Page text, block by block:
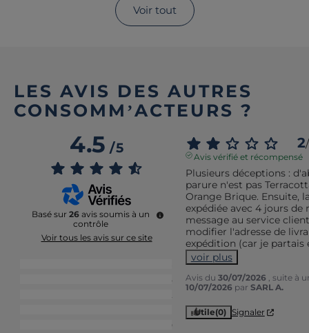
Voir tout
LES AVIS DES AUTRES
CONSOMM’ACTEURS ?
4.5/5
Basé sur 26 avis soumis à un
contrôle
Voir tous les avis sur ce site
5
0
2/
Avis vérifié et récompensé
Plusieurs déceptions :
parure n'est pas
Orange Brique. Ensuite,
expédiée avec 4 jours
message au service
modifier l'adresse de
expédition (car je partais
voir plus
Avis du 30/07/2026 , suite à
10/07/2026 par SARL A.
Utile(0) Signaler